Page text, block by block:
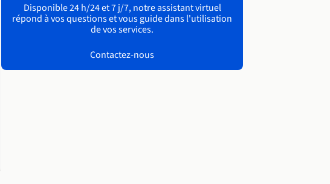
Disponible 24 h/24 et 7 j/7, notre assistant virtuel
répond à vos questions et vous guide dans l'utilisation
de vos services.
Contactez-nous